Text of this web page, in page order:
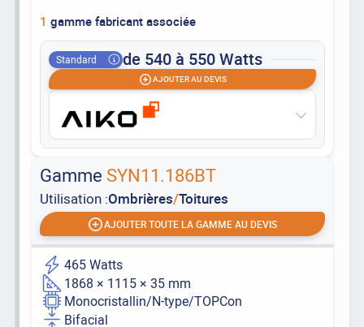
1 gamme fabricant associée
Standard de 540 à 550 Watts
AJOUTER AU DEVIS
Gamme SYN11.186BT
Utilisation :Ombrières/Toitures
AJOUTER TOUTE LA GAMME AU DEVIS
465 Watts
1868 × 1115 × 35 mm
Monocristallin/N-type/TOPCon
Bifacial